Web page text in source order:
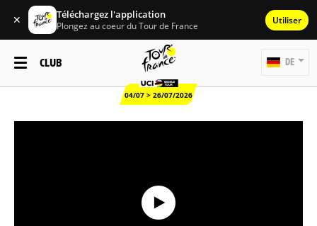
✕ Téléchargez l'application
Plongez au coeur du Tour de France Utiliser
CLUB
04/07 > 26/07/2026
DE